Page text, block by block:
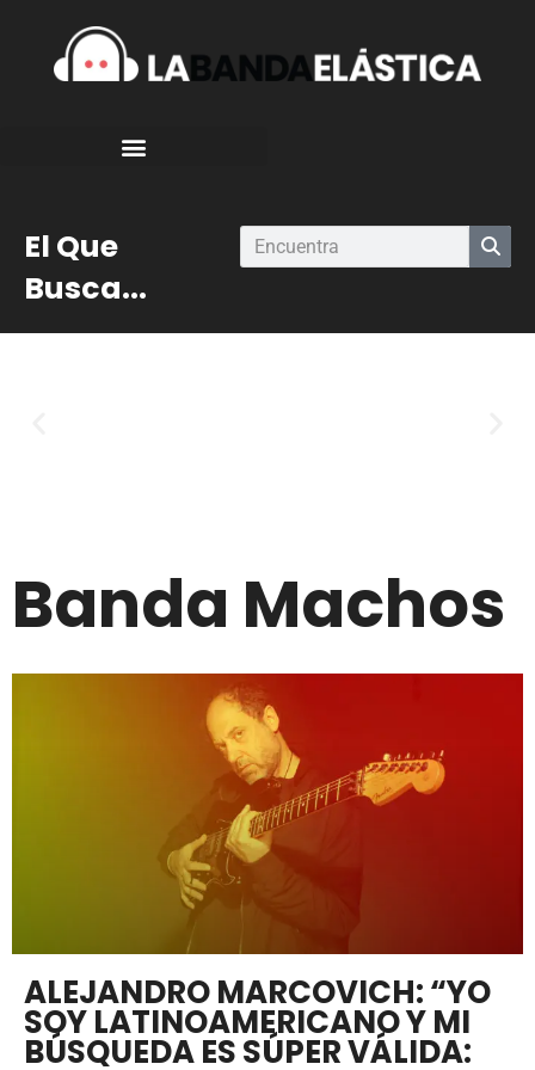
El Que
Busca...
Banda Machos
ALEJANDRO MARCOVICH: “YO
SOY LATINOAMERICANO Y MI
BÚSQUEDA ES SÚPER VÁLIDA: